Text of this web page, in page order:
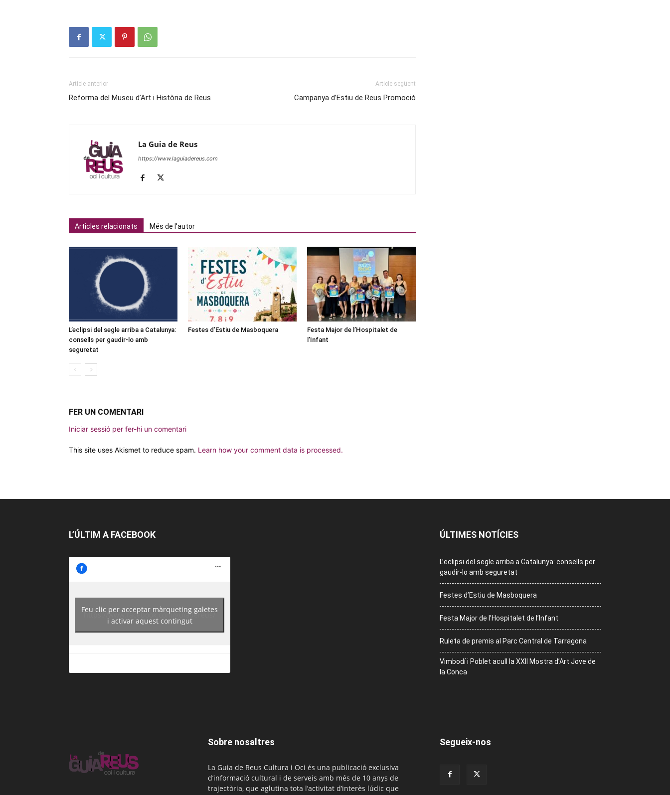
Article anterior
Reforma del Museu d’Art i Història de Reus
Article següent
Campanya d’Estiu de Reus Promoció
La Guia de Reus
https://www.laguiadereus.com
Articles relacionats Més de l'autor
L’eclipsi del segle arriba a Catalunya:
consells per gaudir-lo amb
seguretat
Festes d’Estiu de Masboquera
Festa Major de l’Hospitalet de
l’Infant
FER UN COMENTARI
Iniciar sessió per fer-hi un comentari
This site uses Akismet to reduce spam. Learn how your comment data is processed.
L’ÚLTIM A FACEBOOK
https://www.facebook.com/guiadereus/
Feu clic per acceptar màrqueting galetes
i activar aquest contingut
ÚLTIMES NOTÍCIES
L’eclipsi del segle arriba a Catalunya: consells per
gaudir-lo amb seguretat
Festes d’Estiu de Masboquera
Festa Major de l’Hospitalet de l’Infant
Ruleta de premis al Parc Central de Tarragona
Vimbodí i Poblet acull la XXII Mostra d’Art Jove de
la Conca
Sobre nosaltres
La Guia de Reus Cultura i Oci és una publicació exclusiva
d’informació cultural i de serveis amb més de 10 anys de
trajectòria, que aglutina tota l’activitat d’interès lúdic que
Segueix-nos